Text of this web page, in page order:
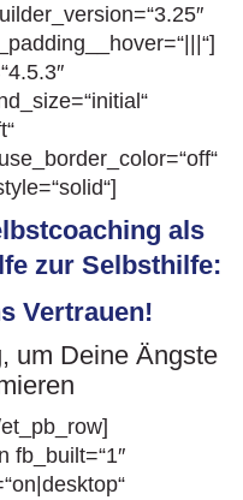
als
zur Selbsthilfe:
Vertrauen!
um Deine Ängste
fb_built=“1″